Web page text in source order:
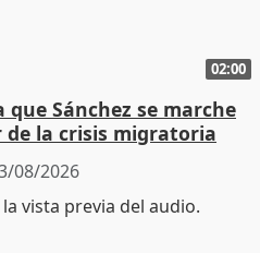
02:00
que Sánchez se marche
de la crisis migratoria
08/2026